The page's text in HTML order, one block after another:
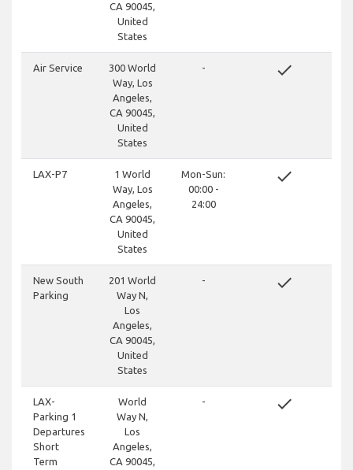
CA 90045,
United
States
Air Service
300 World
Way, Los
Angeles,
CA 90045,
United
States
- done
LAX-P7
1 World
Way, Los
Angeles,
CA 90045,
United
States
Mon-Sun:
00:00 -
24:00
done
New South
Parking
201 World
Way N,
Los
Angeles,
CA 90045,
United
States
- done
LAX-
Parking 1
Departures
Short
Term
World
Way N,
Los
Angeles,
CA 90045,
- done